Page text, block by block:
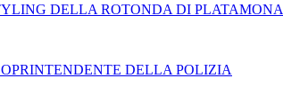
DELLA ROTONDA DI PLATAMONA